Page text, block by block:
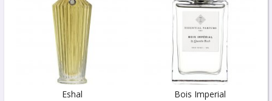
Eshal Bois Imperial